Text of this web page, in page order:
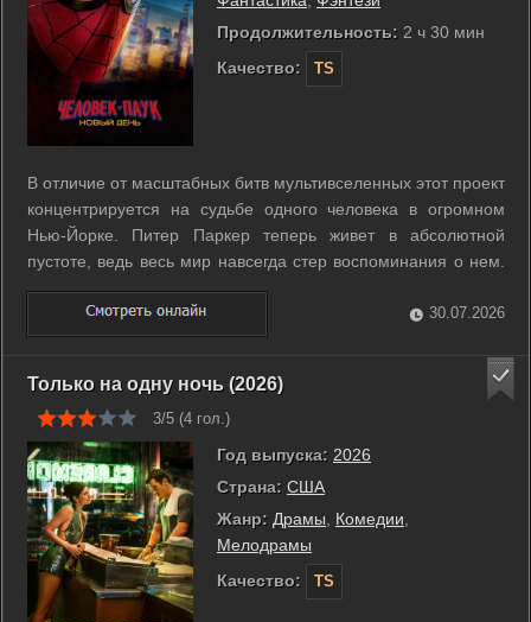
Продолжительность: 2 ч 30 мин
Качество:
TS
В отличие от масштабных битв мультивселенных этот проект
концентрируется на судьбе одного человека в огромном
Нью-Йорке. Питер Паркер теперь живет в абсолютной
пустоте, ведь весь мир навсегда стер воспоминания о нем.
Он полностью одинок и ежедневно патрулирует улицы, не
имея никакой поддержки со стороны близких людей. Однако
его тело начинает ...
30.07.2026
Только на одну ночь (2026)
3/5 (4 гол.)
Год выпуска: 2026
Страна: США
Жанр: Драмы Комедии
Мелодрамы
Качество:
TS